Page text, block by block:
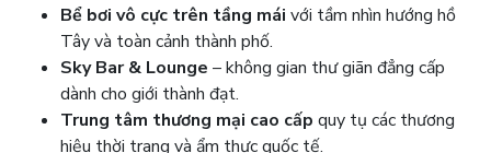
Bể bơi vô cực trên tầng mái với tầm nhìn hướng hồ
Tây và toàn cảnh thành phố.
Sky Bar & Lounge – không gian thư giãn đẳng cấp
dành cho giới thành đạt.
Trung tâm thương mại cao cấp quy tụ các thương
hiệu thời trang và ẩm thực quốc tế.